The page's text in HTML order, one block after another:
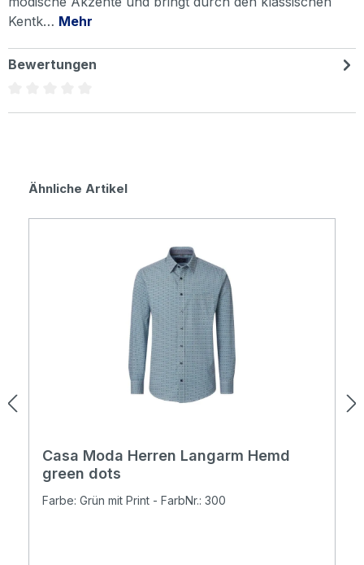
Kentk… Mehr
Bewertungen
Produktgalerie überspringen
Ähnliche Artikel
Casa Moda Herren Langarm Hemd
green dots
Farbe: Grün mit Print - FarbNr.: 300